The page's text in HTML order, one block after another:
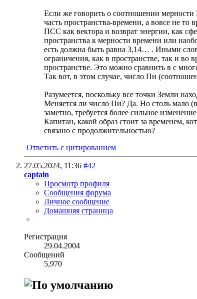
Если же говорить о соотношении мерности
часть пространства-времени, а вовсе не
ПСС как вектора и возврат энергии, как
пространства к мерности времени или
есть должна быть равна 3,14… . Иными
ограничения, как в пространстве, так и во
пространстве. Это можно сравнить в с
Так вот, в этом случае, число Пи
Разумеется, поскольку все точки Земли
Меняется ли число Пи? Да. Но столь мало
заметно, требуется более сильное
Капитан, какой образ стоит за временем,
связано с продолжительностью?
Ответить с цитированием
27.05.2024, 11:36 #42
captain
Просмотр профиля
Сообщения форума
Личное сообщение
Домашняя страница
Регистрация
29.04.2004
Сообщений
5,970